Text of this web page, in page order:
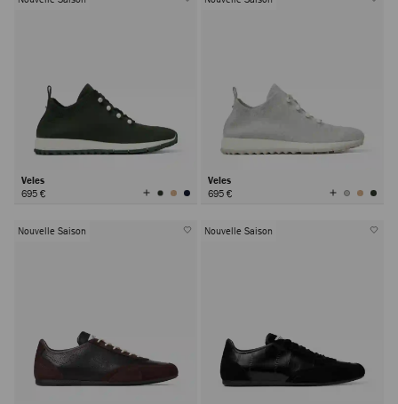
Veles
695 €
Afficher
toutes
Veles
695 €
Afficher
toutes
Nouvelle Saison Nouvelle Saison